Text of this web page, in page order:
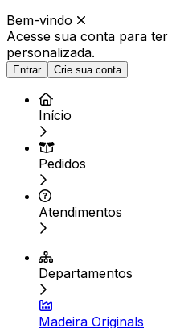
Bem-vindo
Acesse sua conta para ter
personalizada.
Entrar Crie sua conta
Início
Pedidos
Atendimentos
Departamentos
Madeira Originals